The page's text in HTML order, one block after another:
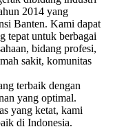
2014 yang
Banten. Kami dapat
tepat untuk berbagai
bidang profesi,
sakit, komunitas
terbaik dengan
yang optimal.
yang ketat, kami
di Indonesia.